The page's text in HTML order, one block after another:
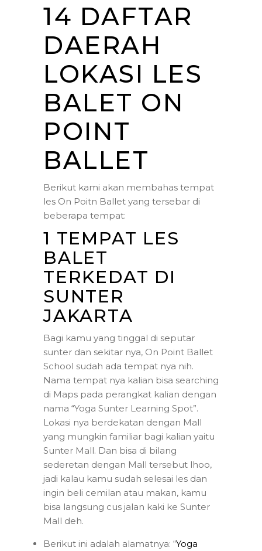
14 DAFTAR
DAERAH
LOKASI LES
BALET ON
POINT
BALLET
Berikut kami akan membahas tempat
les On Poitn Ballet yang tersebar di
beberapa tempat:
1 TEMPAT LES
BALET
TERKEDAT DI
SUNTER
JAKARTA
Bagi kamu yang tinggal di seputar
sunter dan sekitar nya, On Point Ballet
School sudah ada tempat nya nih.
Nama tempat nya kalian bisa searching
di Maps pada perangkat kalian dengan
nama “Yoga Sunter Learning Spot”.
Lokasi nya berdekatan dengan Mall
yang mungkin familiar bagi kalian yaitu
Sunter Mall. Dan bisa di bilang
sederetan dengan Mall tersebut lhoo,
jadi kalau kamu sudah selesai les dan
ingin beli cemilan atau makan, kamu
bisa langsung cus jalan kaki ke Sunter
Mall deh.
Berikut ini adalah alamatnya: “Yoga